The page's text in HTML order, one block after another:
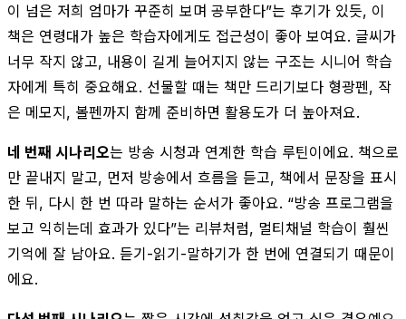
이 넘은 저희 엄마가 꾸준히 보며 공부한다”는 후기가 있듯, 이
책은 연령대가 높은 학습자에게도 접근성이 좋아 보여요. 글씨가
너무 작지 않고, 내용이 길게 늘어지지 않는 구조는 시니어 학습
자에게 특히 중요해요. 선물할 때는 책만 드리기보다 형광펜, 작
은 메모지, 볼펜까지 함께 준비하면 활용도가 더 높아져요.
네 번째 시나리오는 방송 시청과 연계한 학습 루틴이에요. 책으로
만 끝내지 말고, 먼저 방송에서 흐름을 듣고, 책에서 문장을 표시
한 뒤, 다시 한 번 따라 말하는 순서가 좋아요. “방송 프로그램을
보고 익히는데 효과가 있다”는 리뷰처럼, 멀티채널 학습이 훨씬
기억에 잘 남아요. 듣기-읽기-말하기가 한 번에 연결되기 때문이
에요.